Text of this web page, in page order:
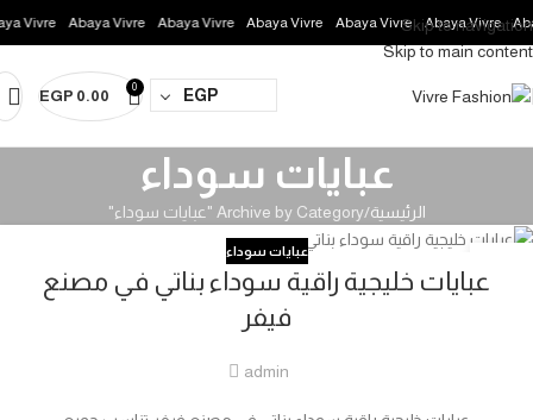
Skip to navigation
Skip to main content
Vivre Abaya Vivre Abaya Vivre Abaya Vivre Abaya Vivre Abaya Vivre
EGP
0
EGP 0.00
عبايات سوداء
الرئيسية Archive by Category "عبايات سوداء"
مارس
عبايات سوداء
عبايات خليجية راقية سوداء بناتي في مصنع
فيفر
admin